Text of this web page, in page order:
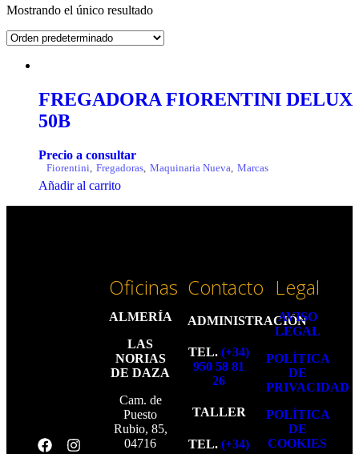
Mostrando el único resultado
FREGADORA FIORENTINI DELUX
50B
Precio a consultar
Fiorentini Fregadoras Maquinaria Nueva Marcas
Añadir al carrito
Oficinas
ALMERÍA
LAS
NORIAS
DE DAZA
Cam. de
Puesto
Rubio, 85,
04716
Contacto
ADMINISTRACIÓN
TEL. (+34)
950 58 81
26
TALLER
TEL. (+34)
Legal
AVISO
LEGAL
POLÍTICA
DE
PRIVACIDAD
POLÍTICA
DE
COOKIES